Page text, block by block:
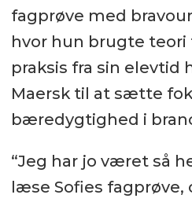
fagprøve med
hvor hun brugte teori
praksis fra sin elevtid
Maersk til at sætte
bæredygtighed i
“Jeg har jo været så
læse Sofies fagprøve,